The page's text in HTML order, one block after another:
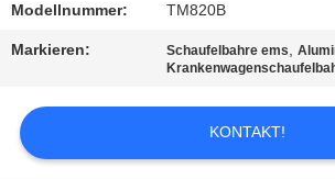
Modellnummer: TM820B
Markieren: Schaufelbahre ems,
KONTAKT!